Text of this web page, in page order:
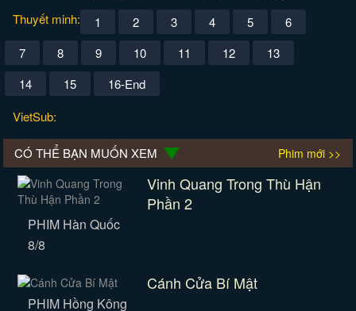
Thuyết minh: 1 2 3 4 5
6
7
8 9 10 11 12
13
14
15
16-End
VietSub:
CÓ THỂ BẠN MUỐN XEM Phim mới >>
Vinh Quang Trong Thù Hận
Phần 2
PHIM Hàn Quốc
8/8
Cánh Cửa Bí Mật
PHIM Hồng Kông